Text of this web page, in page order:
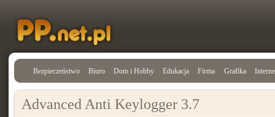
Bezpieczeństwo Biuro Dom i Hobby Edukacja Firma Grafika
Advanced Anti Keylogger 3.7